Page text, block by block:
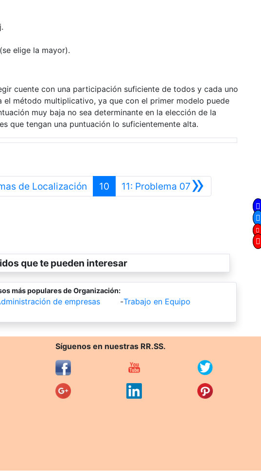
elige la mayor).
cuente con una participación suficiente de todos y cada uno
el método multiplicativo, ya que con el primer modelo puede
muy baja no sea determinante en la elección de la
que tengan una puntuación lo suficientemente alta.
de LocalizaciónAnterior
10 »
11: Problema 07Siguiente
que te pueden interesar
más populares de Organización:
de empresas -Trabajo en Equipo
Síguenos en nuestras RR.SS.